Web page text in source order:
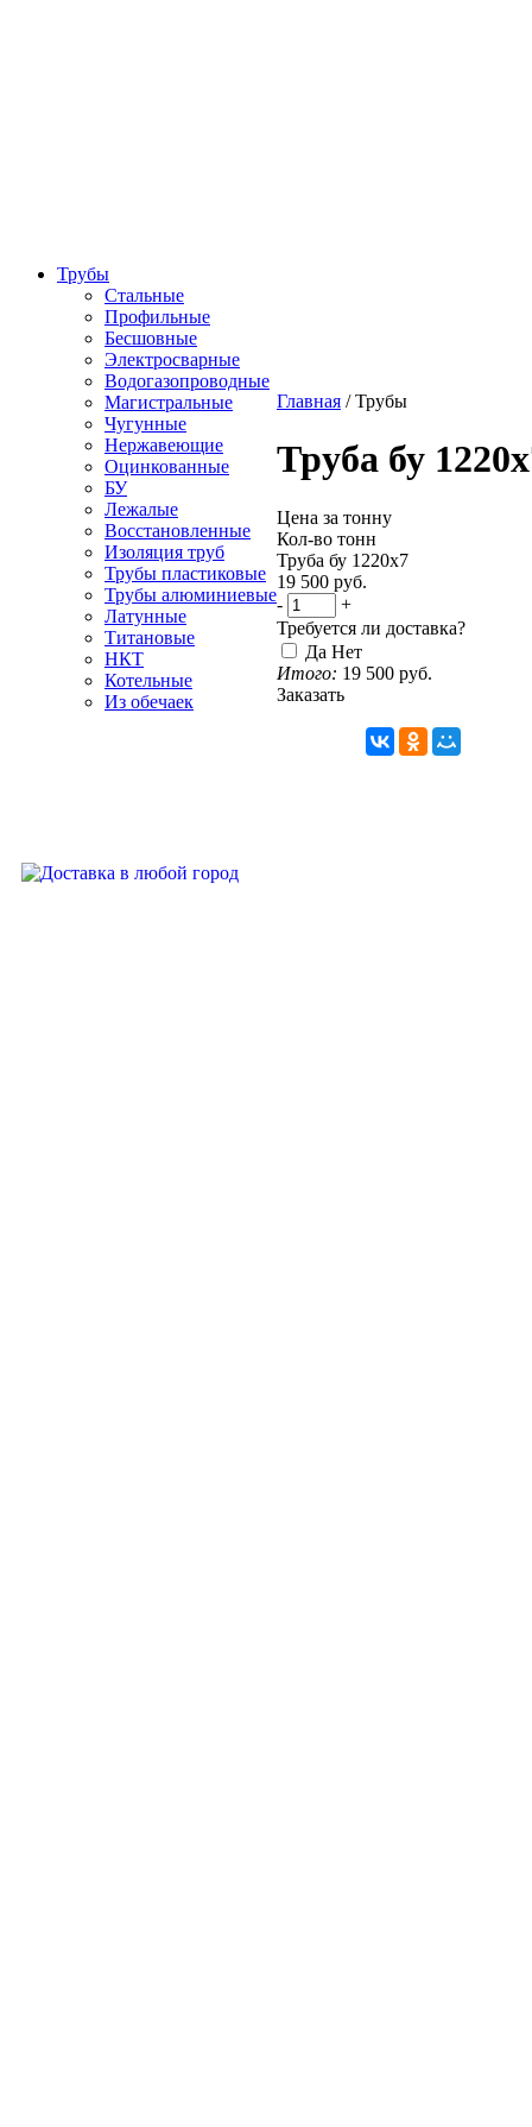
Трубы
Стальные
Профильные
Бесшовные
Электросварные
Водогазопроводные
Магистральные
Чугунные
Нержавеющие
Оцинкованные
БУ
Лежалые
Восстановленные
Изоляция труб
Трубы пластиковые
Трубы алюминиевые
Латунные
Титановые
НКТ
Котельные
Из обечаек
Главная /Трубы
Труба бу
Цена за тонну
Кол-во тонн
Труба бу 1220х7
19 500 руб.
-
+
Требуется ли доставка?
Да Нет
Итого: 19 500 руб.
Заказать